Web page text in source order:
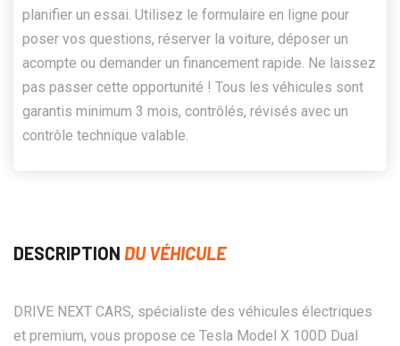
planifier un essai. Utilisez le formulaire en ligne pour
poser vos questions, réserver la voiture, déposer un
acompte ou demander un financement rapide. Ne laissez
pas passer cette opportunité ! Tous les véhicules sont
garantis minimum 3 mois, contrôlés, révisés avec un
contrôle technique valable.
DESCRIPTION DU VÉHICULE
DRIVE NEXT CARS, spécialiste des véhicules électriques
et premium, vous propose ce Tesla Model X 100D Dual